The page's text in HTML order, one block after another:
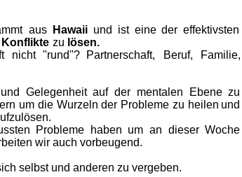
aus Hawaii und ist eine der effektivsten
Konflikte zu lösen.
nicht "rund"? Partnerschaft, Beruf, Familie,
und Gelegenheit auf der mentalen Ebene zu
um die Wurzeln der Probleme zu heilen und
Probleme haben um an dieser Woche
wir auch vorbeugend.
selbst und anderen zu vergeben.